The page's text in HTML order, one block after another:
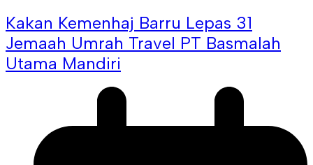
Kakan Kemenhaj Barru Lepas 31
Jemaah Umrah Travel PT Basmalah
Utama Mandiri